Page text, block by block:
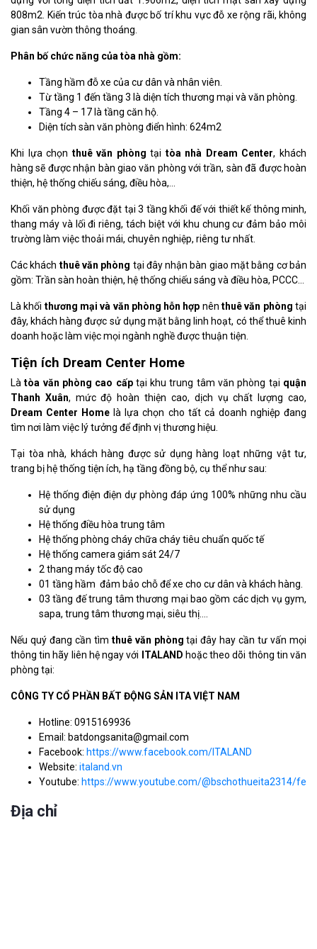
808m2. Kiến trúc tòa nhà được bố trí khu vực đỗ xe rộng rãi, không
gian sân vườn thông thoáng.
Phân bố chức năng của tòa nhà gồm:
Tầng hầm đỗ xe của cư dân và nhân viên.
Từ tầng 1 đến tầng 3 là diện tích thương mại và văn phòng.
Tầng 4 – 17 là tầng căn hộ.
Diện tích sàn văn phòng điển hình: 624m2
Khi lựa chọn thuê văn phòng tại tòa nhà Dream Center, khách
hàng sẽ được nhận bàn giao văn phòng với trần, sàn đã được hoàn
thiện, hệ thống chiếu sáng, điều hòa,…
Khối văn phòng được đặt tại 3 tầng khối đế với thiết kế thông minh,
thang máy và lối đi riêng, tách biệt với khu chung cư đảm bảo môi
trường làm việc thoải mái, chuyên nghiệp, riêng tư nhất.
Các khách thuê văn phòng tại đây nhận bàn giao mặt bằng cơ bản
gồm: Trần sàn hoàn thiện, hệ thống chiếu sáng và điều hòa, PCCC…
Là khối thương mại và văn phòng hỗn hợp nênthuê văn phòng tại
đây, khách hàng được sử dụng mặt bằng linh hoạt, có thể thuê kinh
doanh hoặc làm việc mọi ngành nghề được thuận tiện.
Tiện ích Dream Center Home
Làtòa văn phòng cao cấptại khu trung tâm văn phòng tại quận
Thanh Xuân, mức độ hoàn thiện cao, dịch vụ chất lượng cao,
Dream Center Home là lựa chọn cho tất cả doanh nghiệp đang
tìm nơi làm việc lý tưởng để định vị thương hiệu.
Tại tòa nhà, khách hàng được sử dụng hàng loạt những vật tư,
trang bị hệ thống tiện ích, hạ tầng đồng bộ, cụ thể như sau:
Hệ thống điện điện dự phòng đáp ứng 100% những nhu cầu
sử dụng
Hệ thống điều hòa trung tâm
Hệ thống phòng cháy chữa cháy tiêu chuẩn quốc tế
Hệ thống camera giám sát 24/7
2 thang máy tốc độ cao
01 tầng hầm đảm bảo chỗ để xe cho cư dân và khách hàng.
03 tầng đế trung tâm thương mại bao gồm các dịch vụ gym,
sapa, trung tâm thương mại, siêu thị….
Nếu quý đang cần tìm thuê văn phòngtại đây hay cần tư vấn mọi
thông tin hãy liên hệ ngay với
ITALAND hoặc theo dõi thông tin văn
phòng tại:
CÔNG TY CỔ PHẦN BẤT ĐỘNG SẢN ITA VIỆT NAM
Hotline: 0915169936
Email: batdongsanita@gmail.com
Facebook: https://www.facebook.com/ITALAND
Website: italand.vn
Youtube: https://www.youtube.com/@bschothueita2314/
Địa chỉ